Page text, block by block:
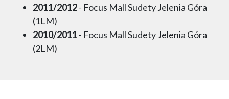
2011/2012- Focus Mall Sudety Jelenia Góra
(1LM)
2010/2011 - Focus Mall Sudety Jelenia Góra
(2LM)